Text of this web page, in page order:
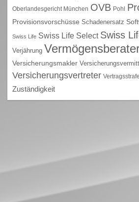
Oberlandesgericht München OVB Pohl
Provisionsvorschüsse Schadenersatz
Swiss Life Swiss Life Select Swiss
Verjährung
Versicherungsmakler
Versicherungsvertreter Vertragsstrafe
Zuständigkeit